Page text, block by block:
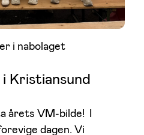
i nabolaget
Kristiansund
årets VM-bilde! I
dagen. Vi